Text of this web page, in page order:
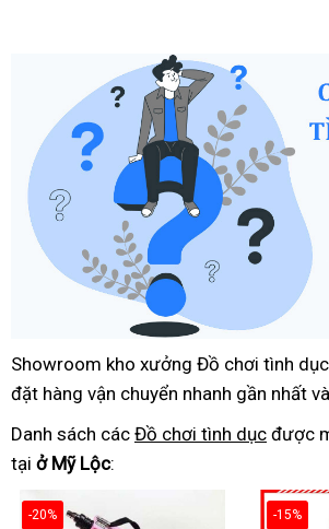
Showroom kho xưởng Đồ chơi tình
đặt hàng vận chuyển nhanh gần nhất
Danh sách các Đồ chơi tình dục được
tại ở Mỹ Lộc:
-20% -15%